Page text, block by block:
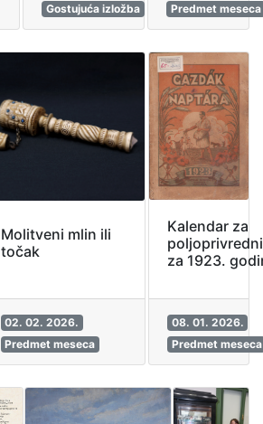
Gostujuća izložba
Predmet meseca
Molitveni mlin ili
točak
02. 02. 2026.
Predmet meseca
Kalendar za
za 1923.
08. 01. 2026.
Predmet meseca